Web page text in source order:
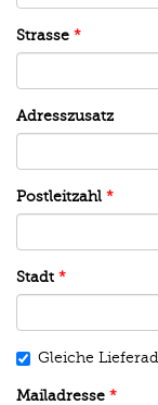
Strasse *
Adresszusatz
Postleitzahl *
Stadt *
Gleiche
Mailadresse *